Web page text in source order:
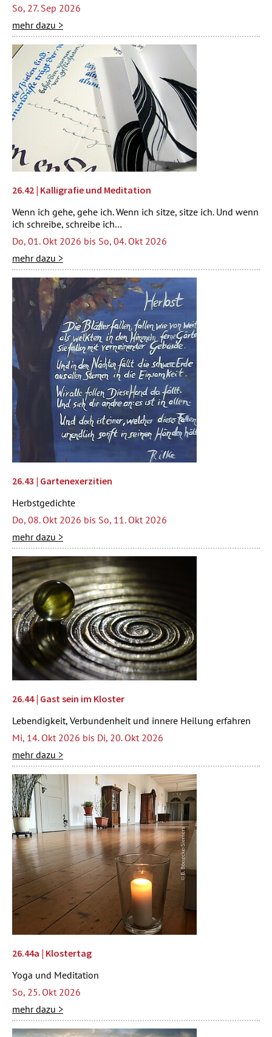
So, 27. Sep 2026
mehr dazu >
26.42 | Kalligrafie und Meditation
Wenn ich gehe, gehe ich. Wenn ich sitze, sitze ich. Und wenn
ich schreibe, schreibe ich…
Do, 01. Okt 2026 bis So, 04. Okt 2026
mehr dazu >
26.43 | Gartenexerzitien
Herbstgedichte
Do, 08. Okt 2026 bis So, 11. Okt 2026
mehr dazu >
26.44 | Gast sein im Kloster
Lebendigkeit, Verbundenheit und innere Heilung erfahren
Mi, 14. Okt 2026 bis Di, 20. Okt 2026
mehr dazu >
26.44a | Klostertag
Yoga und Meditation
So, 25. Okt 2026
mehr dazu >